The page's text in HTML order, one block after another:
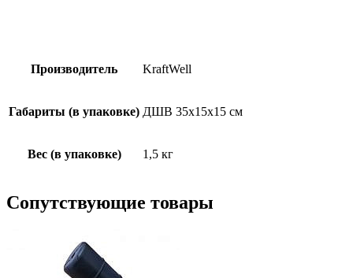
Производитель KraftWell
Габариты (в упаковке) ДШВ 35х15х15 см
Вес (в упаковке) 1,5 кг
Сопутствующие товары